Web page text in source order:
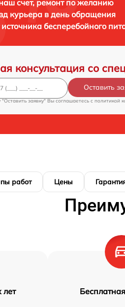
счет, ремонт по желанию
курьера в день обращения
источника бесперебойного
консультация со
Оставить
заявку" Вы соглашаетесь c политикой
работ Цены
лет